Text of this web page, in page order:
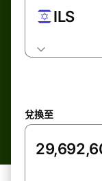
ILS
兌換至